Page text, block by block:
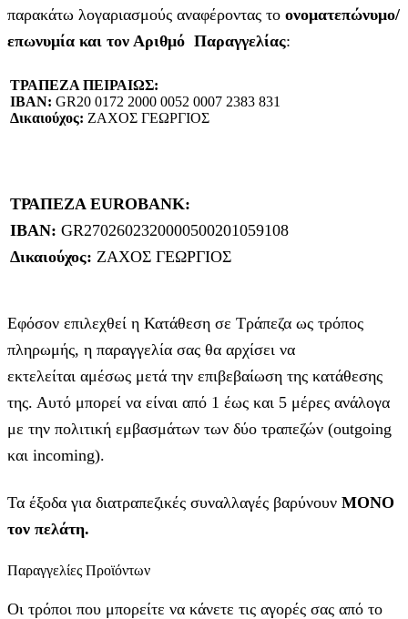
παρακάτω λογαριασμούς αναφέροντας το ονοματεπώνυμο/
επωνυμία και τον Αριθμό Παραγγελίας:
ΤΡΑΠΕΖΑ ΠΕΙΡΑΙΩΣ:
IBAN: GR20 0172 2000 0052 0007 2383 831
Δικαιούχος: ΖΑΧΟΣ ΓΕΩΡΓΙΟΣ
ΤΡΑΠΕΖΑ EUROBANK:
IBAN: GR2702602320000500201059108
Δικαιούχος: ΖΑΧΟΣ ΓΕΩΡΓΙΟΣ
Εφόσον επιλεχθεί η Κατάθεση σε Τράπεζα ως τρόπος
πληρωμής, η παραγγελία σας θα αρχίσει να
εκτελείται αμέσως μετά την επιβεβαίωση της κατάθεσης
της. Αυτό μπορεί να είναι από 1 έως και 5 μέρες ανάλογα
με την πολιτική εμβασμάτων των δύο τραπεζών (outgoing
και incoming).
Τα έξοδα για διατραπεζικές συναλλαγές βαρύνουν MONO
τον πελάτη.
Παραγγελίες Προϊόντων
Οι τρόποι που μπορείτε να κάνετε τις αγορές σας από το